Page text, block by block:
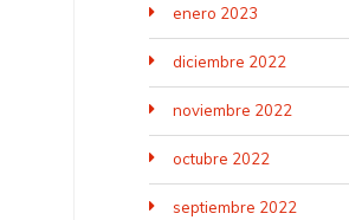
enero 2023
diciembre 2022
noviembre 2022
octubre 2022
septiembre 2022